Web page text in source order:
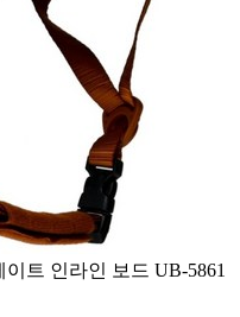
트 인라인 보드 UB-5861